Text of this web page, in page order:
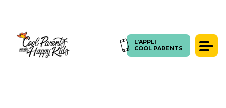
L’APPLI
COOL PARENTS
L’APPLI
COOL PARENTS
ACCUEIL> QUESTIONS>BURN OUT, HPI FATIGUE